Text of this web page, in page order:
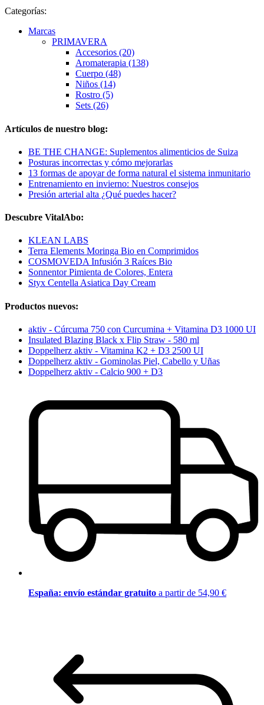
Categorías:
Marcas
PRIMAVERA
Accesorios (20)
Aromaterapia (138)
Cuerpo (48)
Niños (14)
Rostro (5)
Sets (26)
Artículos de nuestro blog:
BE THE CHANGE: Suplementos alimenticios de Suiza
Posturas incorrectas y cómo mejorarlas
13 formas de apoyar de forma natural el sistema inmunitario
Entrenamiento en invierno: Nuestros consejos
Presión arterial alta ¿Qué puedes hacer?
Descubre VitalAbo:
KLEAN LABS
Terra Elements Moringa Bio en Comprimidos
COSMOVEDA Infusión 3 Raíces Bio
Sonnentor Pimienta de Colores, Entera
Styx Centella Asiatica Day Cream
Productos nuevos:
aktiv - Cúrcuma 750 con Curcumina + Vitamina D3 1000 UI
Insulated Blazing Black x Flip Straw - 580 ml
Doppelherz aktiv - Vitamina K2 + D3 2500 UI
Doppelherz aktiv - Gominolas Piel, Cabello y Uñas
Doppelherz aktiv - Calcio 900 + D3
España: envío estándar gratuito a partir de 54,90 €